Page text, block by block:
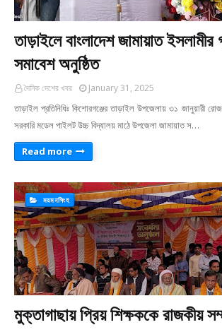
তাড়াইলে বাংলাদেশ জামায়াত ইসলামীর
সমাবেশ অনুষ্ঠিত
দৈনিক দেশের খবর January 31, 2025
তাড়াইল প্রতিনিধিঃ কিশোরগঞ্জের তাড়াইল উপজেলায় ৩১ জানুয়ারী
সরকারি মডেল পাইলট উচ্চ বিদ্যালয় মাঠে উপজেলা জামায়াত স…
Read more
ময়মনসিংহ
মুক্তাগাছায় প্রিয় শিক্ষককে রাজকীয়